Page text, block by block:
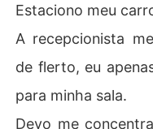
Estaciono meu
A recepcionista
de flerto, eu
para minha sala.
Devo me